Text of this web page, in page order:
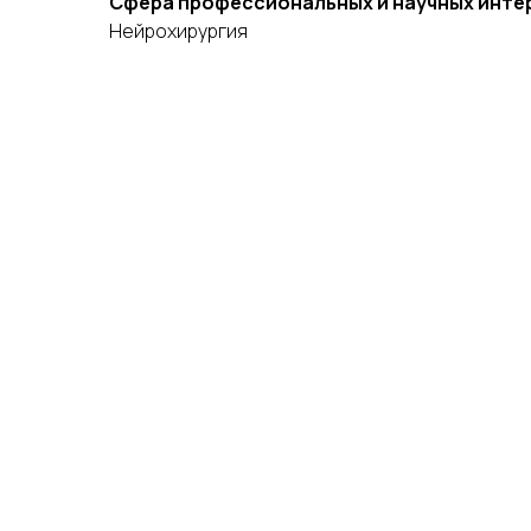
Нейрохирургия